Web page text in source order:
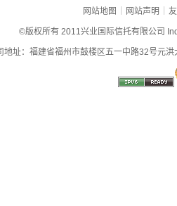
网站地图 | 网站声明 |
©版权所有 2011兴业国际信托有限公司
地址：福建省福州市鼓楼区五一中路32号元